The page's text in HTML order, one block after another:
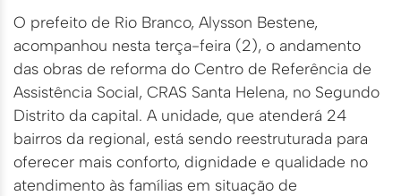
O prefeito de Rio Branco, Alysson Bestene,
acompanhou nesta terça-feira (2), o andamento
das obras de reforma do Centro de Referência de
Assistência Social, CRAS Santa Helena, no Segundo
Distrito da capital. A unidade, que atenderá 24
bairros da regional, está sendo reestruturada para
oferecer mais conforto, dignidade e qualidade no
atendimento às famílias em situação de